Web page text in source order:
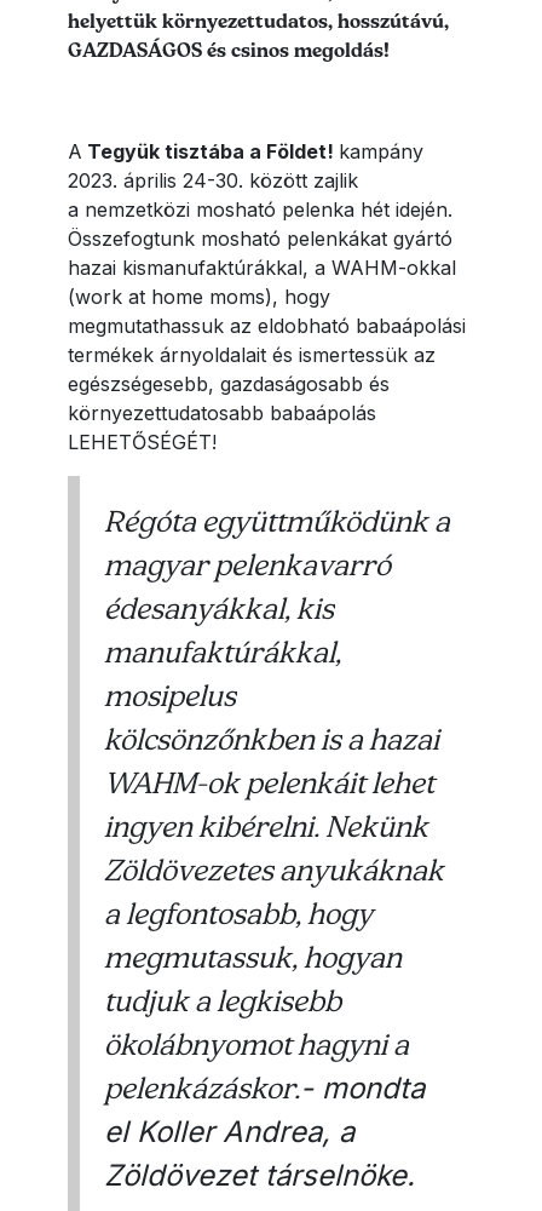
helyettük környezettudatos, hosszútávú,
GAZDASÁGOS és csinos megoldás!
A Tegyük tisztába a Földet! kampány
2023. április 24-30. között zajlik
a nemzetközi mosható pelenka hét idején.
Összefogtunk mosható pelenkákat gyártó
hazai kismanufaktúrákkal, a WAHM-okkal
(work at home moms), hogy
megmutathassuk az eldobható babaápolási
termékek árnyoldalait és ismertessük az
egészségesebb, gazdaságosabb és
környezettudatosabb babaápolás
LEHETŐSÉGÉT!
Régóta együttműködünk a
magyar pelenkavarró
édesanyákkal, kis
manufaktúrákkal,
mosipelus
kölcsönzőnkben is a hazai
WAHM-ok pelenkáit lehet
ingyen kibérelni. Nekünk
Zöldövezetes anyukáknak
a legfontosabb, hogy
megmutassuk, hogyan
tudjuk a legkisebb
ökolábnyomot hagyni a
pelenkázáskor.- mondta
el Koller Andrea, a
Zöldövezet társelnöke.